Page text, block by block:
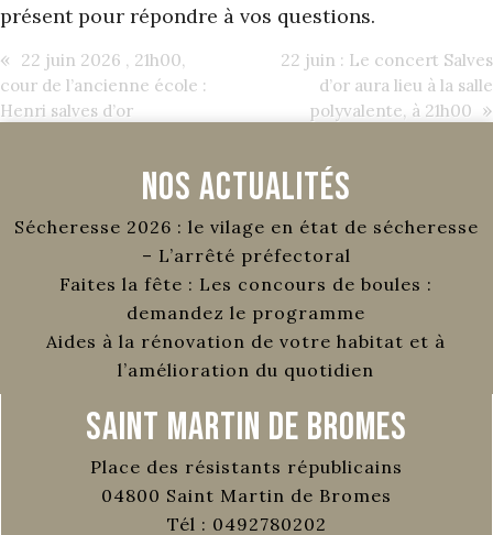
présent pour répondre à vos questions.
«
22 juin 2026 , 21h00,
cour de l’ancienne école :
Henri salves d’or
22 juin : Le concert Salves
d’or aura lieu à la salle
polyvalente, à 21h00 »
Nos Actualités
Sécheresse 2026 : le vilage en état de sécheresse
– L’arrêté préfectoral
Faites la fête : Les concours de boules :
demandez le programme
Aides à la rénovation de votre habitat et à
l’amélioration du quotidien
Saint Martin de Bromes
Place des résistants républicains
04800 Saint Martin de Bromes
Tél : 0492780202